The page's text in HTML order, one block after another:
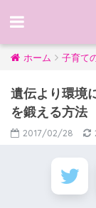
ホーム 子育て
遺伝より環境
を鍛える方法
2017/02/28